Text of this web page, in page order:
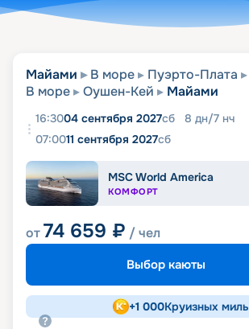
Майами В море Пуэрто-Плата
В море
Оушен-Кей Майами
16:3004 сентября 2027сб 8 дн/7 нч
07:0011 сентября 2027сб
MSC World America
КОМФОРТ
от74 659 ₽ / чел
Выбор каюты
+1 000Круизных миль